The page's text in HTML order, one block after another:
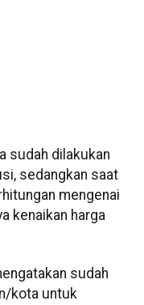
sudah dilakukan
sedangkan saat
mengenai
kenaikan harga
sudah
kota untuk